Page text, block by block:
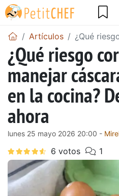
Artículos ¿Qué
¿Qué riesgo
manejar
en la cocina?
ahora
lunes 25 mayo 2026 20:00 -